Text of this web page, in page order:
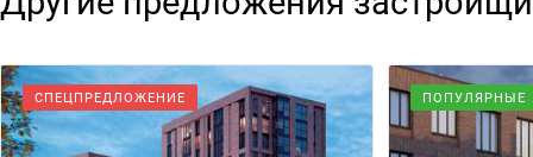
СПЕЦПРЕДЛОЖЕНИЕ ПОПУЛЯРНЫЕ